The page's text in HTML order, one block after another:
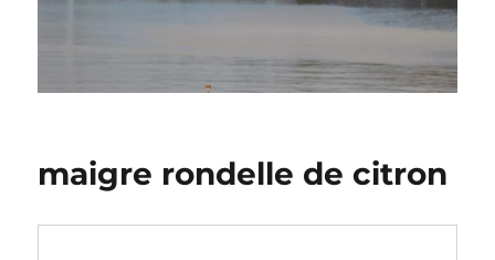
maigre rondelle de citron